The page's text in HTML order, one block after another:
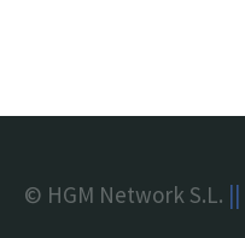
© HGM Network S.L. ||